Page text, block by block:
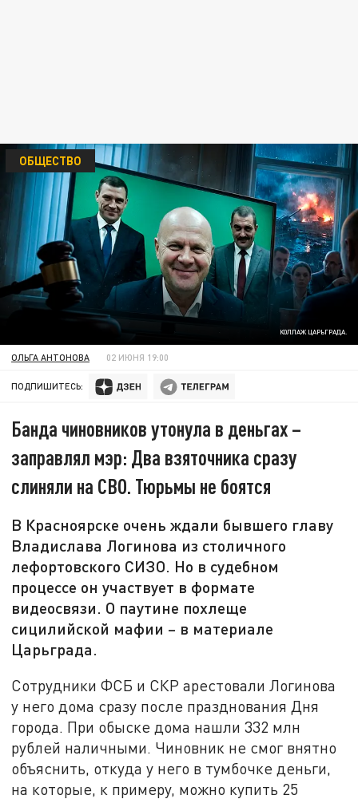
КОЛЛАЖ ЦАРЬГРАДА.
ОБЩЕСТВО
ОЛЬГА АНТОНОВА 02 ИЮНЯ 19:00
ПОДПИШИТЕСЬ:
Банда чиновников утонула в деньгах –
заправлял мэр: Два взяточника сразу
слиняли на СВО. Тюрьмы не боятся
В Красноярске очень ждали бывшего главу
Владислава Логинова из столичного
лефортовского СИЗО. Но в судебном
процессе он участвует в формате
видеосвязи. О паутине похлеще
сицилийской мафии – в материале
Царьграда.
Сотрудники ФСБ и СКР арестовали Логинова
у него дома сразу после празднования Дня
города. При обыске дома нашли 332 млн
рублей наличными. Чиновник не смог внятно
объяснить, откуда у него в тумбочке деньги,
на которые, к примеру, можно купить 25